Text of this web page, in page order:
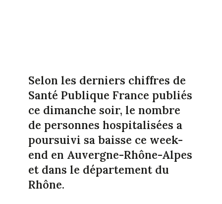
Selon les derniers chiffres de
Santé Publique France publiés
ce dimanche soir, le nombre
de personnes hospitalisées a
poursuivi sa baisse ce week-
end en Auvergne-Rhône-Alpes
et dans le département du
Rhône.